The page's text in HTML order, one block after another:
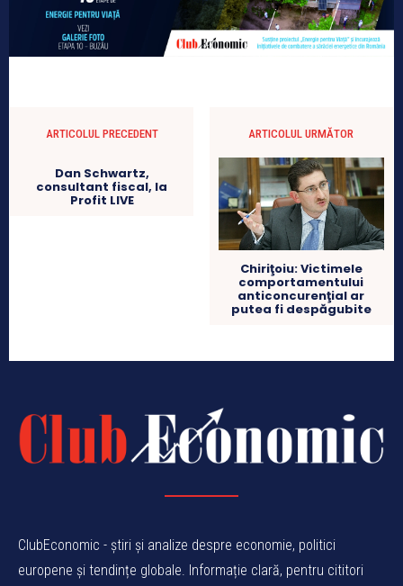
ARTICOLUL PRECEDENT
Dan Schwartz,
consultant fiscal, la
Profit LIVE
ARTICOLUL URMĂTOR
Chiriţoiu: Victimele
comportamentului
anticoncurenţial ar
putea fi despăgubite
ClubEconomic - știri și analize despre economie, politici
europene și tendințe globale. Informație clară, pentru cititori